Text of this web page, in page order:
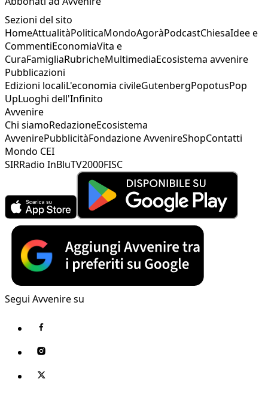
Sezioni del sito
HomeAttualitàPoliticaMondoAgoràPodcastChiesaIdee e
CommentiEconomiaVita e
CuraFamigliaRubricheMultimediaEcosistema avvenire
Pubblicazioni
Edizioni localiL'economia civileGutenbergPopotusPop
UpLuoghi dell'Infinito
Avvenire
Chi siamoRedazioneEcosistema
AvvenirePubblicitàFondazione AvvenireShopContatti
Mondo CEI
SIRRadio InBluTV2000FISC
Segui Avvenire su